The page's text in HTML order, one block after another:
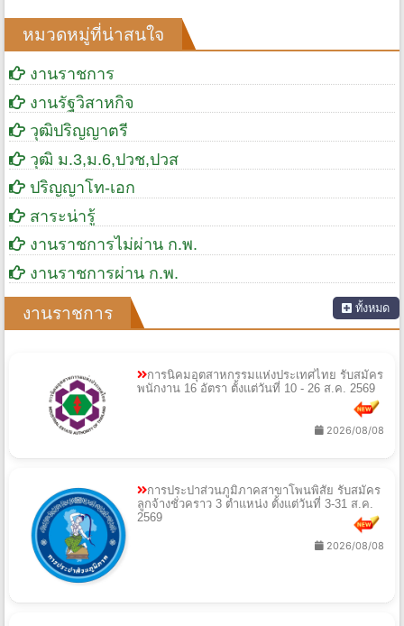
หมวดหมู่ที่น่าสนใจ
งานราชการ
งานรัฐวิสาหกิจ
วุฒิปริญญาตรี
วุฒิ ม.3,ม.6,ปวช,ปวส
ปริญญาโท-เอก
สาระน่ารู้
งานราชการไม่ผ่าน ก.พ.
งานราชการผ่าน ก.พ.
งานราชการ ทั้งหมด
การนิคมอุตสาหกรรมแห่งประเทศไทย รับสมัคร
พนักงาน 16 อัตรา ตั้งแต่วันที่ 10 - 26 ส.ค. 2569
2026/08/08
การประปาส่วนภูมิภาคสาขาโพนพิสัย รับสมัคร
ลูกจ้างชั่วคราว 3 ตำแหน่ง ตั้งแต่วันที่ 3-31 ส.ค.
2569
2026/08/08